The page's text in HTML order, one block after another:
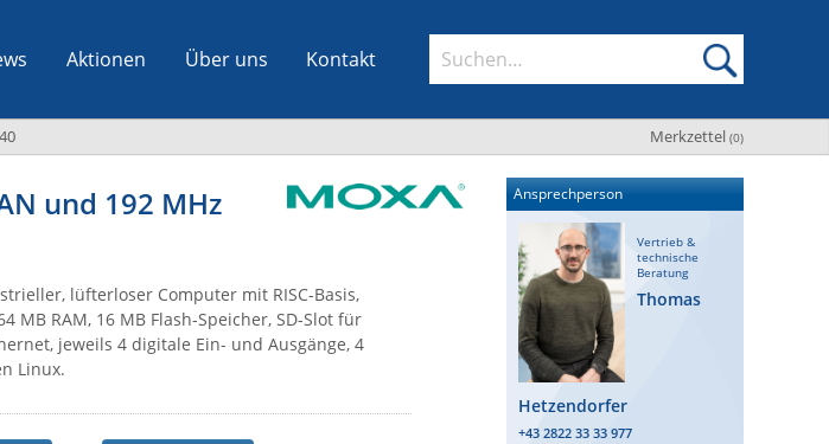
Aktionen Über uns Kontakt
Merkzettel (0)
und 192 MHz
lüfterloser Computer mit RISC-Basis,
MB RAM, 16 MB Flash-Speicher, SD-Slot für
jeweils 4 digitale Ein- und Ausgänge, 4
Linux.
Ansprechperson
Vertrieb &
technische
Beratung
Thomas
Hetzendorfer
+43 2822 33 33 977